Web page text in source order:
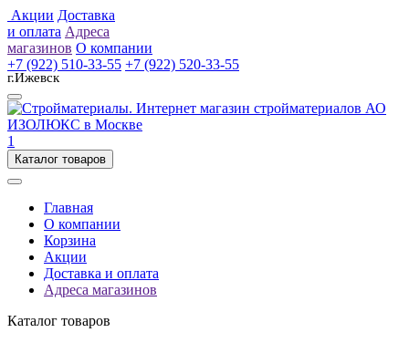
Акции Доставка
и оплата Адреса
магазинов О компании
+7 (922) 510-33-55 +7 (922) 520-33-55
г.Ижевск
1
Каталог товаров
Главная
О компании
Корзина
Акции
Доставка и оплата
Адреса магазинов
Каталог товаров